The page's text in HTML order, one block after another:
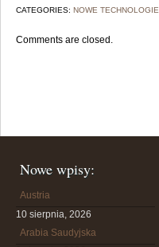
CATEGORIES: NOWE TECHNOLOGIE
Comments are closed.
Nowe wpisy:
Austria
10 sierpnia, 2026
Arabia Saudyjska